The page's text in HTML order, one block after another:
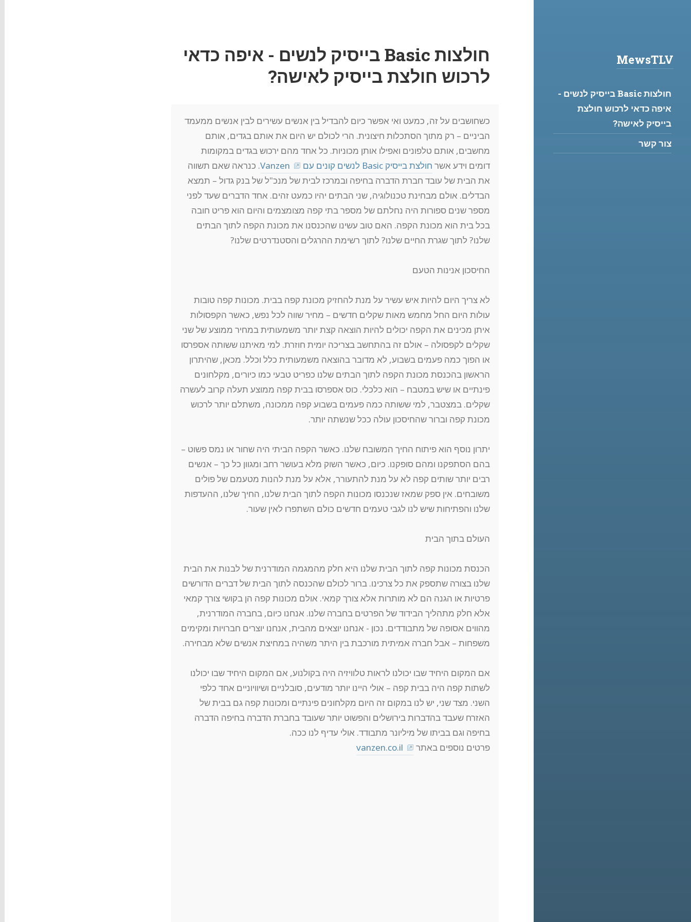
חולצות Basic בייסיק לנשים - איפה כדאי
לרכוש חולצת בייסיק לאישה?
כשחושבים על זה, כמעט ואי אפשר כיום להבדיל בין אנשים עשירים לבין אנשים ממעמד
הביניים – רק מתוך הסתכלות חיצונית. הרי לכולם יש היום את אותם בגדים, אותם
מחשבים, אותם טלפונים ואפילו אותן מכוניות. כל אחד מהם ירכוש בגדים במקומות
דומים וידע אשר חולצת בייסיק Basic לנשים קונים עם Vanzen
. כנראה שאם תשווה
את הבית של עובד חברת הדברה בחיפה ובמרכז לבית של מנכ"ל של בנק גדול – תמצא
הבדלים. אולם מבחינת טכנולוגיה, שני הבתים יהיו כמעט זהים. אחד הדברים שעד לפני
מספר שנים ספורות היה נחלתם של מספר בתי קפה מצומצמים והיום הוא פריט חובה
בכל בית הוא מכונת הקפה. האם טוב עשינו שהכנסנו את מכונת הקפה לתוך הבתים
שלנו? לתוך שגרת החיים שלנו? לתוך רשימת ההרגלים והסטנדרטים שלנו?
החיסכון אנינות הטעם
לא צריך היום להיות איש עשיר על מנת להחזיק מכונת קפה בבית. מכונות קפה טובות
עולות היום החל מחמש מאות שקלים חדשים – מחיר שווה לכל נפש, כאשר הקפסולות
איתן מכינים את הקפה יכולים להיות הוצאה קצת יותר משמעותית במחיר ממוצע של שני
שקלים לקפסולה – אולם זה בהתחשב בצריכה יומית חוזרת. למי מאיתנו ששותה אספרסו
או הפוך כמה פעמים בשבוע, לא מדובר בהוצאה משמעותית כלל וכלל. מכאן, שהיתרון
הראשון בהכנסת מכונת הקפה לתוך הבתים שלנו כפריט טבעי כמו כיורים, מקלחונים
פינתיים או שיש במטבח – הוא כלכלי. כוס אספרסו בבית קפה ממוצע תעלה קרוב לעשרה
שקלים. במצטבר, למי ששותה כמה פעמים בשבוע קפה ממכונה, משתלם יותר לרכוש
מכונת קפה וברור שהחיסכון עולה ככל שנשתה יותר.
יתרון נוסף הוא פיתוח החיך המשובח שלנו. כאשר הקפה הביתי היה שחור או נמס פשוט –
בהם הסתפקנו ומהם סופקנו. כיום, כאשר השוק מלא בעושר רחב ומגוון כל כך – אנשים
רבים יותר שותים קפה לא על מנת להתעורר, אלא על מנת להנות מטעמם של פולים
משובחים. אין ספק שמאז שנכנסו מכונות הקפה לתוך הבית שלנו, החיך שלנו, ההעדפות
שלנו והפתיחות שיש לנו לגבי טעמים חדשים כולם השתפרו לאין שעור.
העולם בתוך הבית
הכנסת מכונות קפה לתוך הבית שלנו היא חלק מהמגמה המודרנית של לבנות את הבית
שלנו בצורה שתספק את כל צרכינו. ברור לכולם שהכנסה לתוך הבית של דברים הדורשים
פרטיות או הגנה הם לא מותרות אלא צורך קמאי. אולם מכונות קפה הן בקושי צורך קמאי
אלא חלק מתהליך הבידוד של הפרטים בחברה שלנו. אנחנו כיום, בחברה המודרנית,
מהווים אסופה של מתבודדים. נכון - אנחנו יוצאים מהבית, אנחנו יוצרים חברויות ומקימים
משפחות – אבל חברה אמיתית מורכבת בין היתר משהיה במחיצת אנשים שלא מבחירה.
אם המקום היחיד שבו יכולנו לראות טלוויזיה היה בקולנוע, אם המקום היחיד שבו יכולנו
לשתות קפה היה בבית קפה – אולי היינו יותר מודעים, סובלניים ושיוויוניים אחד כלפי
השני. מצד שני, יש לנו במקום זה היום מקלחונים פינתיים ומכונות קפה גם בבית של
האזרח שעבד בהדברות בירושלים והפשוט יותר שעובד בחברת הדברה בחיפה הדברה
בחיפה וגם בביתו של מיליונר מתבודד. אולי עדיף לנו ככה.
פרטים נוספים באתר
vanzen.co.il
MewsTLV
Navigation:
חולצות Basic בייסיק לנשים -
איפה כדאי לרכוש חולצת
בייסיק לאישה?
צור קשר